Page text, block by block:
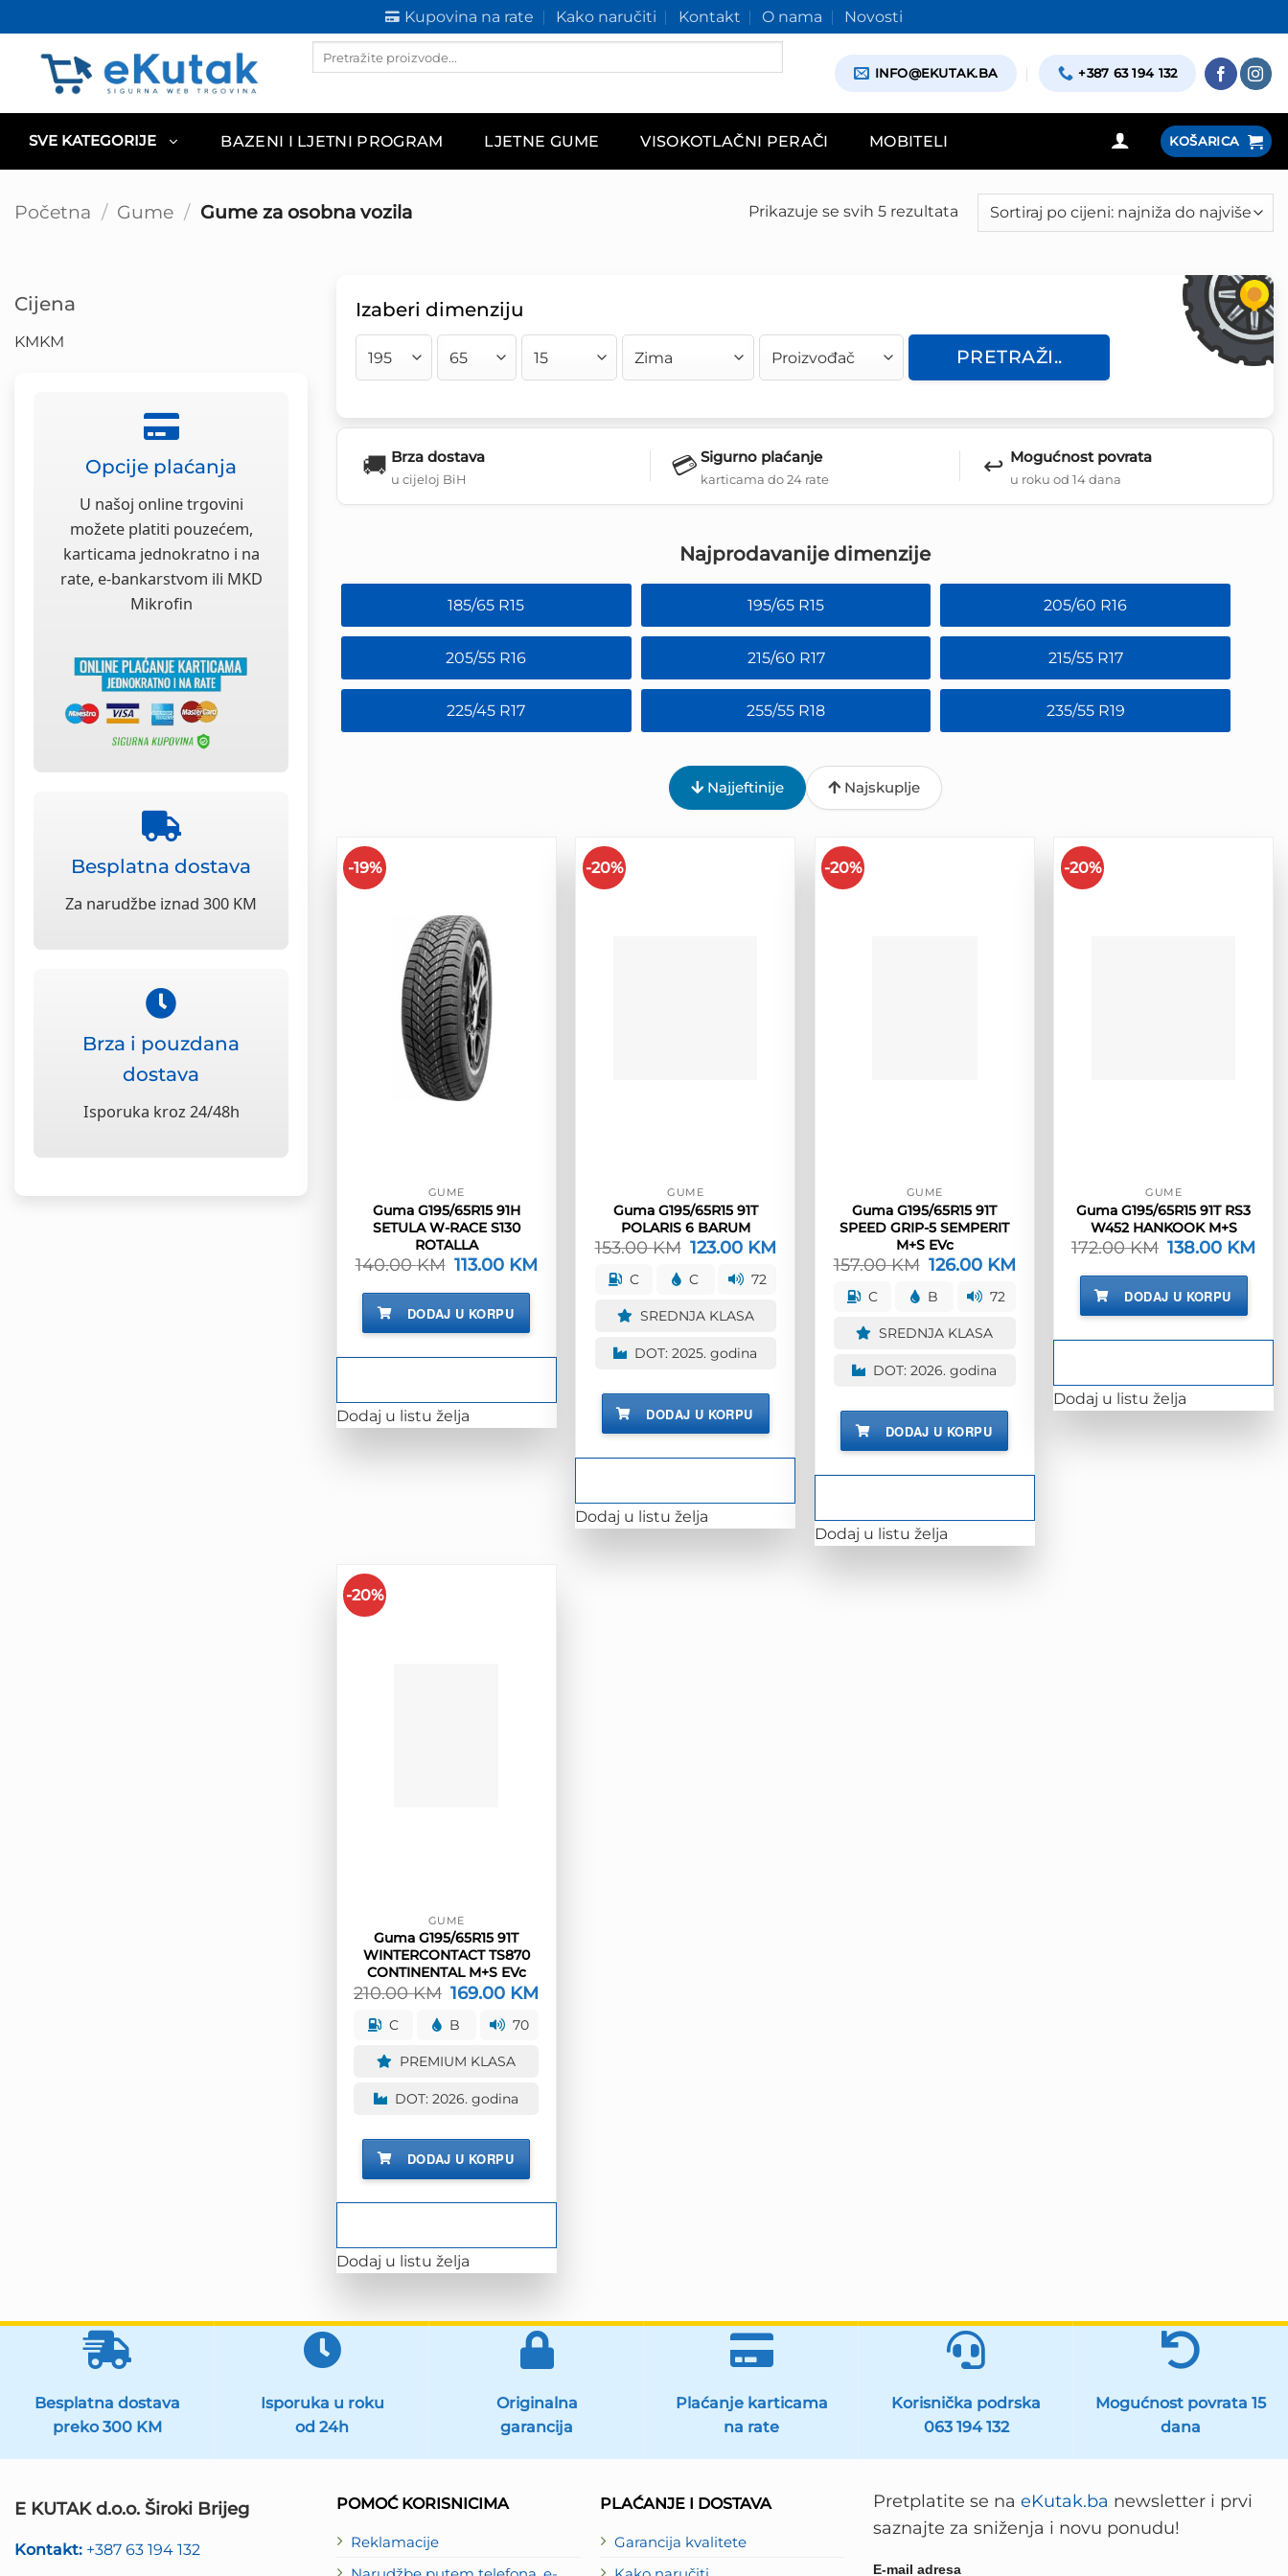
to
content
Kupovina na rate Kako naručiti Kontakt O nama Novosti
Products
INFO@EKUTAK.BA +387 63 194 132
SVE KATEGORIJE BAZENI I LJETNI PROGRAM LJETNE GUME VISOKOTLAČNI PERAČI MOBITELI KOŠARICA
Početna / Gume / Gume za osobna vozila Prikazuje se svih 5 rezultata Poredano
po
do
visoke
Cijena
KMKM
Opcije plaćanja
U našoj online trgovini
možete platiti pouzećem,
karticama jednokratno i na
rate, e-bankarstvom ili MKD
Mikrofin
Besplatna dostava
Za narudžbe iznad 300 KM
Brza i pouzdana
dostava
Isporuka kroz 24/48h
Izaberi dimenziju
PRETRAŽI..
🚚 Brza dostava
u cijeloj BiH 💳 Sigurno plaćanje
karticama do 24 rate ↩️ Mogućnost povrata
u roku od 14 dana
Najprodavanije dimenzije
185/65 R15 195/65 R15 205/60 R16
205/55 R16 215/60 R17 215/55 R17
225/45 R17 255/55 R18 235/55 R19
Najjeftinije Najskuplje
-19%
GUME
Guma G195/65R15 91H
SETULA W-RACE S130
ROTALLA
140.00KM Izvorna
cijena
bila
140.00 KM.
113.00 KM
DODAJ U KORPU
Dodaj u listu želja
-20%
GUME
Guma G195/65R15 91T
POLARIS 6 BARUM
153.00KM Izvorna
cijena
bila
je:
123.00 KM
123.00 KM.
C C 72
SREDNJA KLASA
DOT: 2025. godina
DODAJ U KORPU
Dodaj u listu želja
-20%
GUME
Guma G195/65R15 91T
SPEED GRIP-5 SEMPERIT
M+S EVc
157.00KM Izvorna
cijena
bila
je:
126.00 KM
126.00 KM.
C B 72
SREDNJA KLASA
DOT: 2026. godina
DODAJ U KORPU
Dodaj u listu želja
-20%
GUME
Guma G195/65R15 91T RS3
W452 HANKOOK M+S
172.00KM Izvorna
cijena
bila
172.00 KM.
138.00 KM
DODAJ U KORPU
Dodaj u listu želja
-20%
GUME
Guma G195/65R15 91T
WINTERCONTACT TS870
CONTINENTAL M+S EVc
210.00KM Izvorna
cijena
bila
je:
169.00 KM
C B 70
PREMIUM KLASA
DOT: 2026. godina
DODAJ U KORPU
Dodaj u listu želja
Besplatna dostava
preko 300 KM
Isporuka u roku
od 24h
Originalna
garancija
Plaćanje karticama
na rate
Korisnička podrska
063 194 132
Mogućnost povrata 15
dana
E KUTAK d.o.o. Široki Brijeg
Kontakt: +387 63 194 132
POMOĆ KORISNICIMA
Reklamacije
PLAĆANJE I DOSTAVA
Garancija kvalitete
Pretplatite se na eKutak.ba newsletter i prvi
saznajte za sniženja i novu ponudu!
E-mail adresa